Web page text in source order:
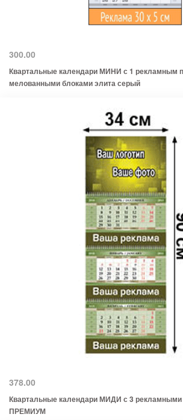
300.00
Квартальные календари МИНИ с 1 рекламным
мелованными блоками элита серый
378.00
Квартальные календари МИДИ с 3
ПРЕМИУМ